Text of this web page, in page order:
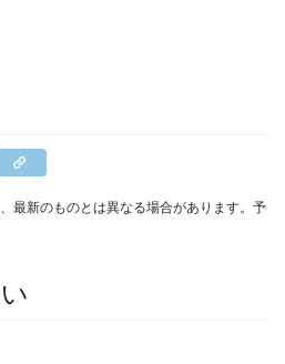
最新のものとは異なる場合があります。予